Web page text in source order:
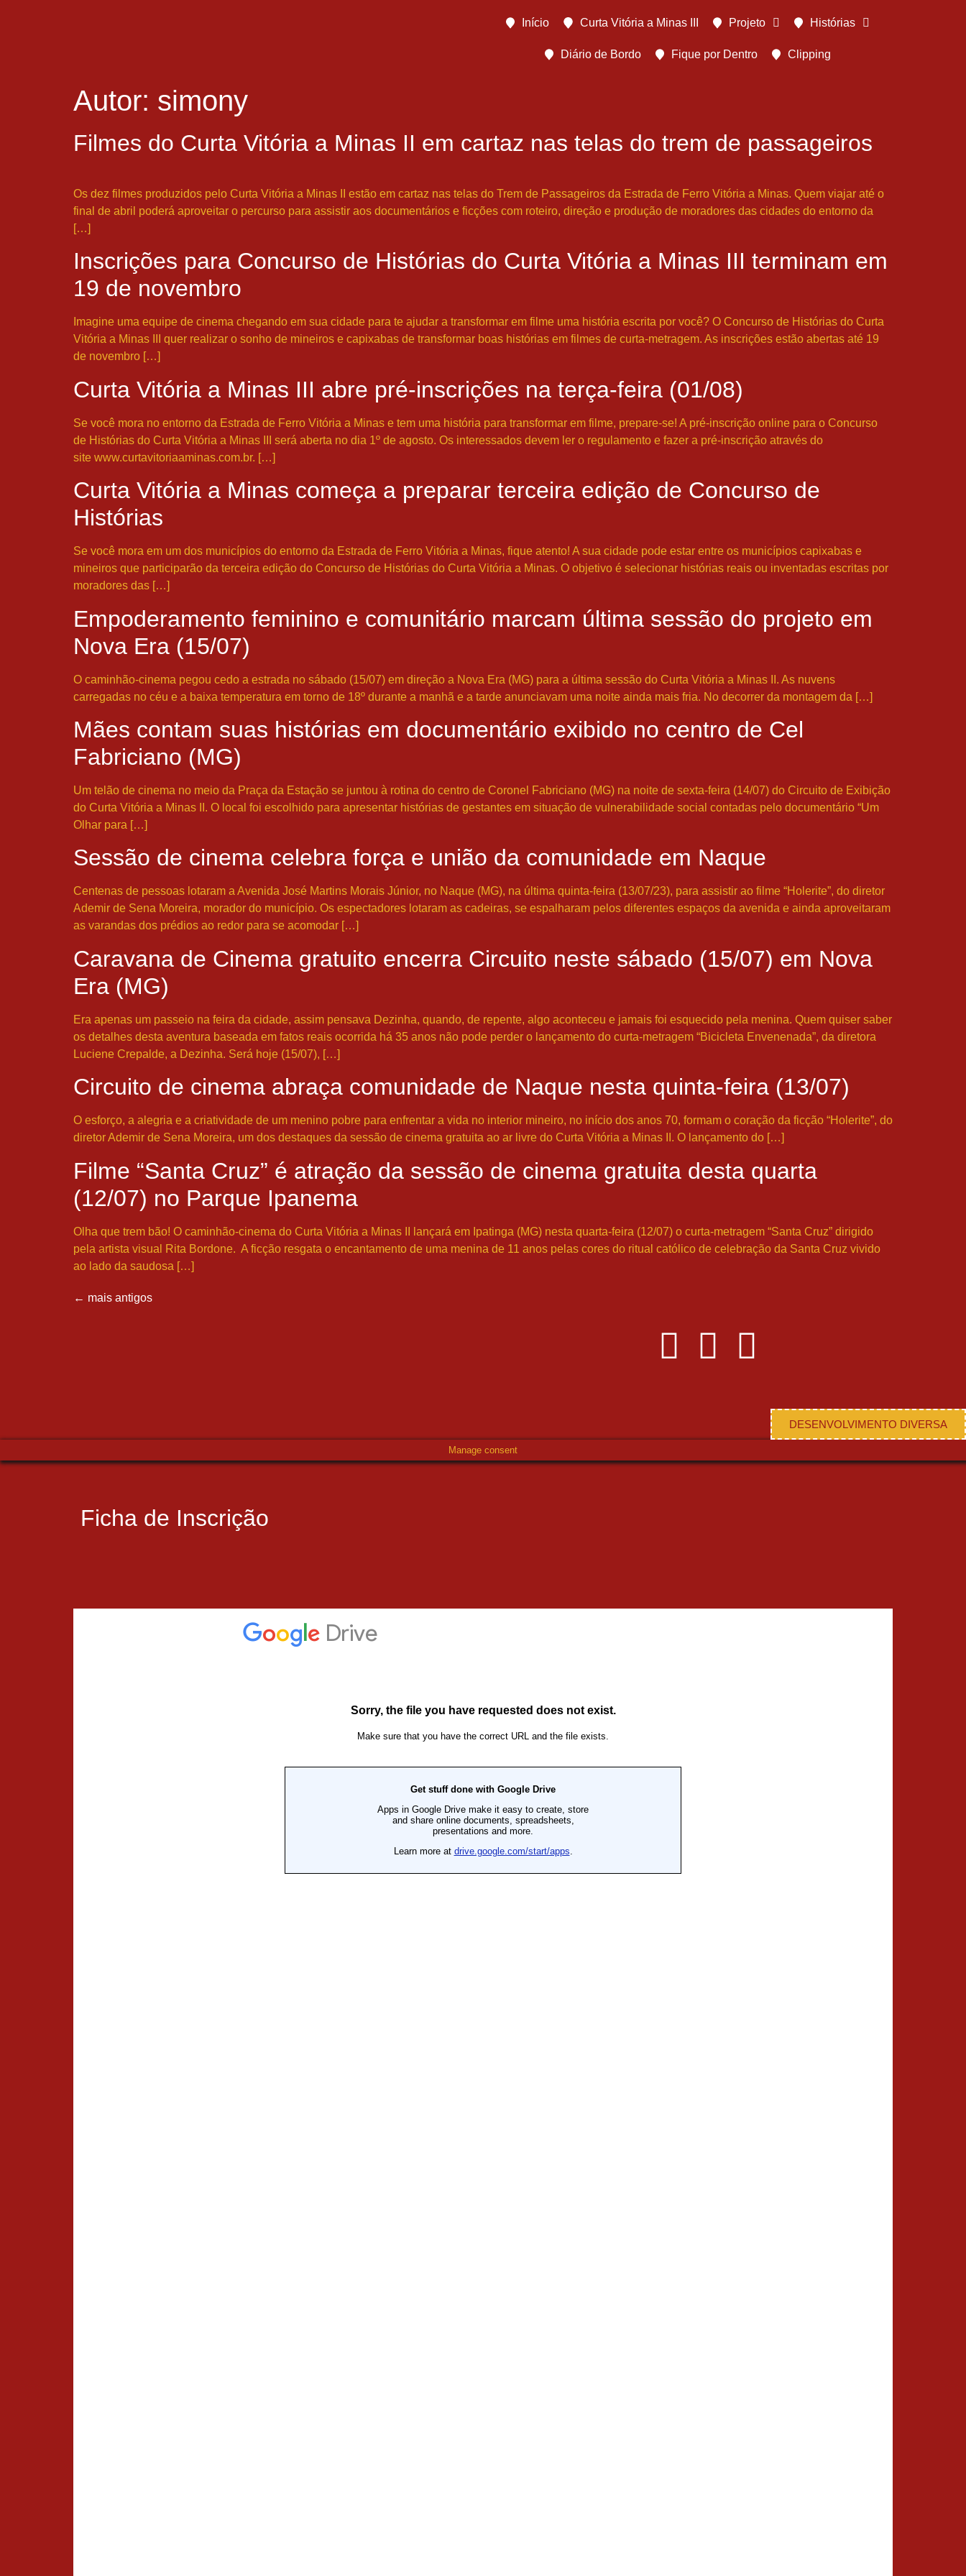
Início Curta Vitória a Minas III Projeto Histórias
Diário de Bordo Fique por Dentro Clipping
Autor: simony
Filmes do Curta Vitória a Minas II em cartaz nas telas do trem de passageiros
Os dez filmes produzidos pelo Curta Vitória a Minas II estão em cartaz nas telas do Trem de Passageiros da Estrada de Ferro Vitória a Minas. Quem viajar até o
final de abril poderá aproveitar o percurso para assistir aos documentários e ficções com roteiro, direção e produção de moradores das cidades do entorno da
[…]
Inscrições para Concurso de Histórias do Curta Vitória a Minas III terminam em
19 de novembro
Imagine uma equipe de cinema chegando em sua cidade para te ajudar a transformar em filme uma história escrita por você? O Concurso de Histórias do Curta
Vitória a Minas III quer realizar o sonho de mineiros e capixabas de transformar boas histórias em filmes de curta-metragem. As inscrições estão abertas até 19
de novembro […]
Curta Vitória a Minas III abre pré-inscrições na terça-feira (01/08)
Se você mora no entorno da Estrada de Ferro Vitória a Minas e tem uma história para transformar em filme, prepare-se! A pré-inscrição online para o Concurso
de Histórias do Curta Vitória a Minas III será aberta no dia 1º de agosto. Os interessados devem ler o regulamento e fazer a pré-inscrição através do
site www.curtavitoriaaminas.com.br. […]
Curta Vitória a Minas começa a preparar terceira edição de Concurso de
Histórias
Se você mora em um dos municípios do entorno da Estrada de Ferro Vitória a Minas, fique atento! A sua cidade pode estar entre os municípios capixabas e
mineiros que participarão da terceira edição do Concurso de Histórias do Curta Vitória a Minas. O objetivo é selecionar histórias reais ou inventadas escritas por
moradores das […]
Empoderamento feminino e comunitário marcam última sessão do projeto em
Nova Era (15/07)
O caminhão-cinema pegou cedo a estrada no sábado (15/07) em direção a Nova Era (MG) para a última sessão do Curta Vitória a Minas II. As nuvens
carregadas no céu e a baixa temperatura em torno de 18º durante a manhã e a tarde anunciavam uma noite ainda mais fria. No decorrer da montagem da […]
Mães contam suas histórias em documentário exibido no centro de Cel
Fabriciano (MG)
Um telão de cinema no meio da Praça da Estação se juntou à rotina do centro de Coronel Fabriciano (MG) na noite de sexta-feira (14/07) do Circuito de Exibição
do Curta Vitória a Minas II. O local foi escolhido para apresentar histórias de gestantes em situação de vulnerabilidade social contadas pelo documentário “Um
Olhar para […]
Sessão de cinema celebra força e união da comunidade em Naque
Centenas de pessoas lotaram a Avenida José Martins Morais Júnior, no Naque (MG), na última quinta-feira (13/07/23), para assistir ao filme “Holerite”, do diretor
Ademir de Sena Moreira, morador do município. Os espectadores lotaram as cadeiras, se espalharam pelos diferentes espaços da avenida e ainda aproveitaram
as varandas dos prédios ao redor para se acomodar […]
Caravana de Cinema gratuito encerra Circuito neste sábado (15/07) em Nova
Era (MG)
Era apenas um passeio na feira da cidade, assim pensava Dezinha, quando, de repente, algo aconteceu e jamais foi esquecido pela menina. Quem quiser saber
os detalhes desta aventura baseada em fatos reais ocorrida há 35 anos não pode perder o lançamento do curta-metragem “Bicicleta Envenenada”, da diretora
Luciene Crepalde, a Dezinha. Será hoje (15/07), […]
Circuito de cinema abraça comunidade de Naque nesta quinta-feira (13/07)
O esforço, a alegria e a criatividade de um menino pobre para enfrentar a vida no interior mineiro, no início dos anos 70, formam o coração da ficção “Holerite”, do
diretor Ademir de Sena Moreira, um dos destaques da sessão de cinema gratuita ao ar livre do Curta Vitória a Minas II. O lançamento do […]
Filme “Santa Cruz” é atração da sessão de cinema gratuita desta quarta
(12/07) no Parque Ipanema
Olha que trem bão! O caminhão-cinema do Curta Vitória a Minas II lançará em Ipatinga (MG) nesta quarta-feira (12/07) o curta-metragem “Santa Cruz” dirigido
pela artista visual Rita Bordone. A ficção resgata o encantamento de uma menina de 11 anos pelas cores do ritual católico de celebração da Santa Cruz vivido
ao lado da saudosa […]
← mais antigos
DESENVOLVIMENTO DIVERSA
Manage consent
Ficha de Inscrição